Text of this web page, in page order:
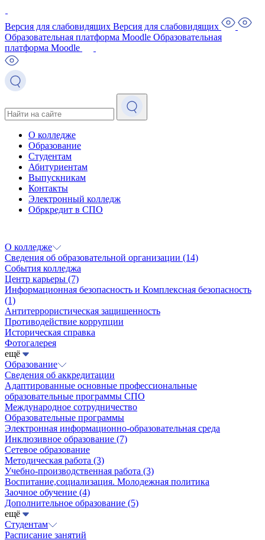
Версия для слабовидящих Версия для слабовидящих
Образовательная платформа Moodle Образовательная
платформа Moodle
О колледже
Образование
Студентам
Абитуриентам
Выпускникам
Контакты
Электронный колледж
Обркредит в СПО
О колледже
Сведения об образовательной организации (14)
События колледжа
Центр карьеры (7)
Информационная безопасность и Комплексная безопасность
(1)
Антитеррористическая защищенность
Противодействие коррупции
Историческая справка
Фотогалерея
ещё
Образование
Сведения об аккредитации
Адаптированные основные профессиональные
образовательные программы СПО
Международное сотрудничество
Образовательные программы
Электронная информационно-образовательная среда
Инклюзивное образование (7)
Сетевое образование
Методическая работа (3)
Учебно-производственная работа (3)
Воспитание,социализация. Молодежная политика
Заочное обучение (4)
Дополнительное образование (5)
ещё
Студентам
Расписание занятий